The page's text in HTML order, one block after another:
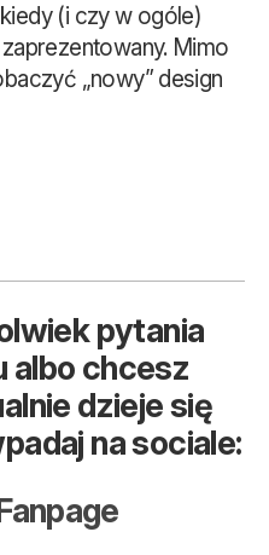
(i czy w ogóle)
Mimo
„nowy” design
pytania
albo chcesz
dzieje się
na sociale: